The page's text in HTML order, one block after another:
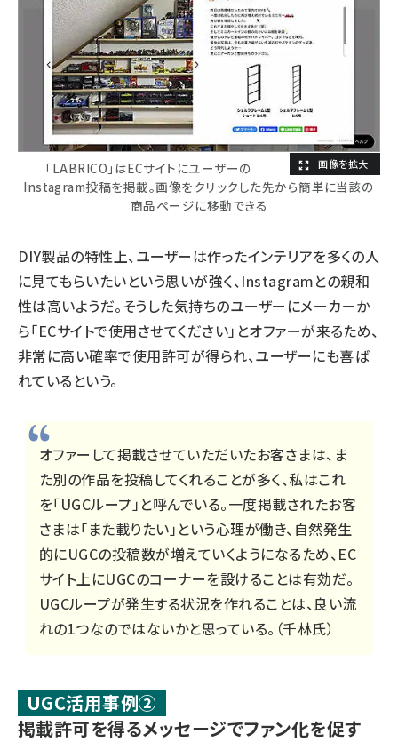
「LABRICO」はECサイトにユーザーの
Instagram投稿を掲載。画像をクリックした先から簡単に当該の
商品ページに移動できる
DIY製品の特性上、ユーザーは作ったインテリアを多くの人
に見てもらいたいという思いが強く、Instagramとの親和
性は高いようだ。そうした気持ちのユーザーにメーカーか
ら「ECサイトで使用させてください」とオファーが来るため、
非常に高い確率で使用許可が得られ、ユーザーにも喜ば
れているという。
オファーして掲載させていただいたお客さまは、ま
た別の作品を投稿してくれることが多く、私はこれ
を「UGCループ」と呼んでいる。一度掲載されたお客
さまは「また載りたい」という心理が働き、自然発生
的にUGCの投稿数が増えていくようになるため、EC
サイト上にUGCのコーナーを設けることは有効だ。
UGCループが発生する状況を作れることは、良い流
れの1つなのではないかと思っている。（千林氏）
UGC活用事例②
掲載許可を得るメッセージでファン化を促す